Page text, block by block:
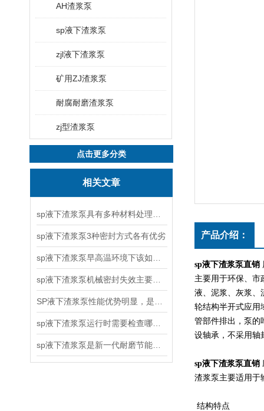
AH渣浆泵
sp液下渣浆泵
zjl液下渣浆泵
矿用ZJ渣浆泵
耐腐耐磨渣浆泵
zj型渣浆泵
点击更多分类
相关文章
sp液下渣浆泵3种密封方式各有优劣 产品介绍：
sp液下渣浆泵直销
主要用于环保、市
液、泥浆、灰浆、
轮结构半开式应用
管部件排出，泵的
设轴承，不采用轴
sp液下渣浆泵直销
渣浆泵主要适用于
​ 结构特点